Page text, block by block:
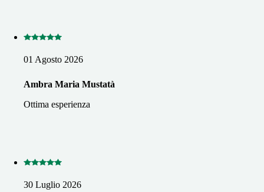
01 Agosto 2026
Ambra Maria Mustatà
Ottima esperienza
30 Luglio 2026